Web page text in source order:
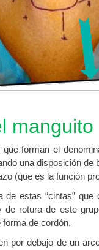
forman el
una disposición
(que es la función
estas “cintas” que
de rotura de este
forma de cordón.
por debajo de un